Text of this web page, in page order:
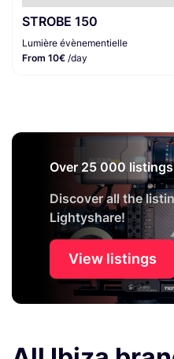
STROBE 150
Lumière évènementielle
From 10€ /day
Over 25 000
Discover all the
Lightyshare!
View listings